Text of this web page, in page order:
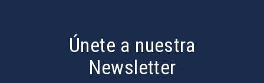
Únete a nuestra
Newsletter